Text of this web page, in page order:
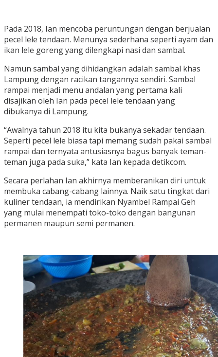
Pada 2018, Ian mencoba peruntungan dengan berjualan
pecel lele tendaan. Menunya sederhana seperti ayam dan
ikan lele goreng yang dilengkapi nasi dan sambal.
Namun sambal yang dihidangkan adalah sambal khas
Lampung dengan racikan tangannya sendiri. Sambal
rampai menjadi menu andalan yang pertama kali
disajikan oleh Ian pada pecel lele tendaan yang
dibukanya di Lampung.
“Awalnya tahun 2018 itu kita bukanya sekadar tendaan.
Seperti pecel lele biasa tapi memang sudah pakai sambal
rampai dan ternyata antusiasnya bagus banyak teman-
teman juga pada suka,” kata Ian kepada detikcom.
Secara perlahan Ian akhirnya memberanikan diri untuk
membuka cabang-cabang lainnya. Naik satu tingkat dari
kuliner tendaan, ia mendirikan Nyambel Rampai Geh
yang mulai menempati toko-toko dengan bangunan
permanen maupun semi permanen.